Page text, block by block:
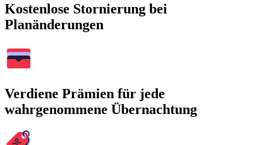
Kostenlose Stornierung bei
Planänderungen
Verdiene Prämien für jede
wahrgenommene Übernachtung